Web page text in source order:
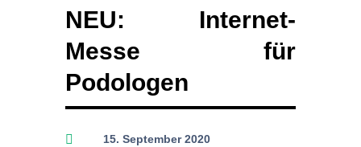
NEU: Internet-
Messe für
Podologen
 15. September 2020